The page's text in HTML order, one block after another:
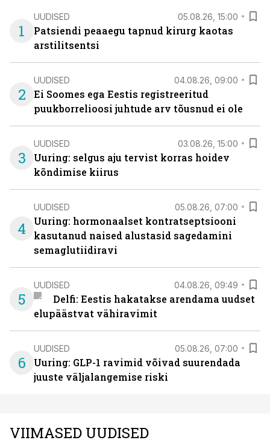
1
UUDISED 05.08.26, 15:00
Patsiendi peaaegu tapnud kirurg kaotas
arstilitsentsi
2
UUDISED 04.08.26, 09:00
Ei Soomes ega Eestis registreeritud
puukborrelioosi juhtude arv tõusnud ei ole
3
UUDISED 03.08.26, 15:00
Uuring: selgus aju tervist korras hoidev
kõndimise kiirus
4
UUDISED 05.08.26, 07:00
Uuring: hormonaalset kontratseptsiooni
kasutanud naised alustasid sagedamini
semaglutiidiravi
5
UUDISED 04.08.26, 09:49
Delfi: Eestis hakatakse arendama uudset
elupäästvat vähiravimit
6
UUDISED 05.08.26, 07:00
Uuring: GLP-1 ravimid võivad suurendada
juuste väljalangemise riski
VIIMASED UUDISED